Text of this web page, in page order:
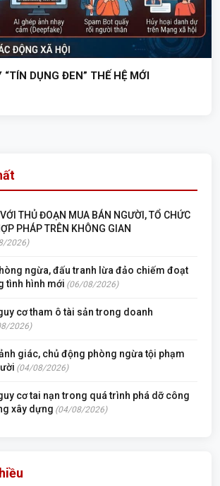
DỤNG ĐEN” THẾ HỆ MỚI
THỦ ĐOẠN MUA BÁN NGƯỜI, TỔ CHỨC
PHÁP TRÊN KHÔNG GIAN
2026)
ngừa, đấu tranh lừa đảo chiếm đoạt
tình hình mới (06/08/2026)
cơ tham ô tài sản trong doanh
2026)
giác, chủ động phòng ngừa tội phạm
(04/08/2026)
cơ tai nạn trong quá trình phá dỡ công
xây dựng (04/08/2026)